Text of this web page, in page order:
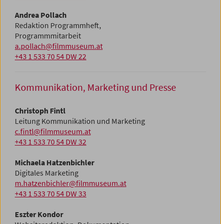
Andrea Pollach
Redaktion Programmheft,
Programmmitarbeit
a.pollach@filmmuseum.at
+43 1 533 70 54 DW 22
Kommunikation, Marketing und Presse
Christoph Fintl
Leitung Kommunikation und Marketing
c.fintl@filmmuseum.at
+43 1 533 70 54 DW 32
Michaela Hatzenbichler
Digitales Marketing
m.hatzenbichler@filmmuseum.at
+43 1 533 70 54 DW 33
Eszter Kondor